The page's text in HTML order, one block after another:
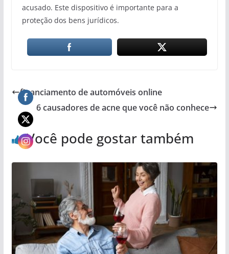
acusado. Este dispositivo é importante para a
proteção dos bens jurídicos.
financiamento de automóveis online
6 causadores de acne que você não conhece
Você pode gostar também